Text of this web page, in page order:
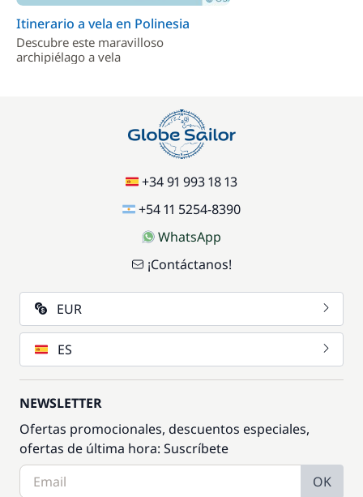
Itinerario a vela en Polinesia
Descubre este maravilloso
archipiélago a vela
+34 91 993 18 13
+54 11 5254-8390
WhatsApp
¡Contáctanos!
EUR
ES
NEWSLETTER
Ofertas promocionales, descuentos especiales,
ofertas de última hora: Suscríbete
OK